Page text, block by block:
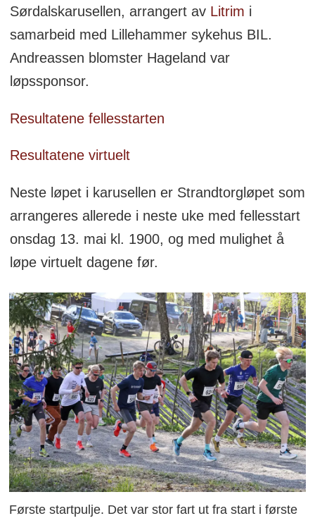
Sørdalskarusellen, arrangert av Litrim i
samarbeid med Lillehammer sykehus BIL.
Andreassen blomster Hageland var
løpssponsor.
Resultatene fellesstarten
Resultatene virtuelt
Neste løpet i karusellen er Strandtorgløpet som
arrangeres allerede i neste uke med fellesstart
onsdag 13. mai kl. 1900, og med mulighet å
løpe virtuelt dagene før.
Første startpulje. Det var stor fart ut fra start i første